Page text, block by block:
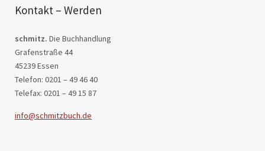
Kontakt – Werden
schmitz. Die Buchhandlung
Grafenstraße 44
45239 Essen
Telefon: 0201 – 49 46 40
Telefax: 0201 – 49 15 87
info@schmitzbuch.de